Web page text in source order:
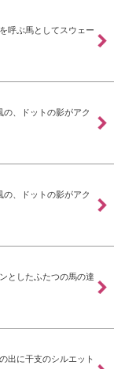
呼ぶ馬としてスウェー
、ドットの影がアク
、ドットの影がアク
としたふたつの馬の達
出に干支のシルエット